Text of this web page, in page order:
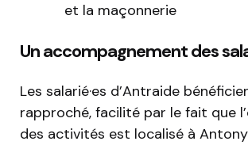
et la maçonnerie
Un accompagnement des
Les salarié·es d’Antraide
rapproché, facilité par le fait que
des activités est localisé à